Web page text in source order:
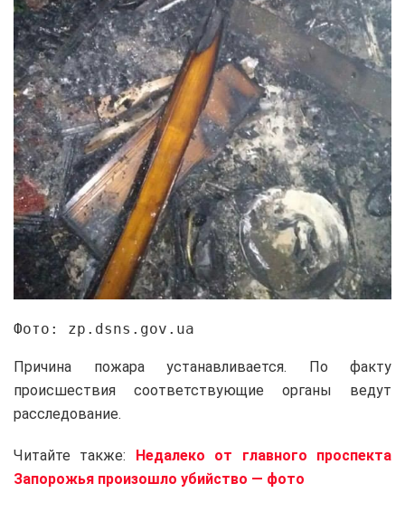
Фото: zp.dsns.gov.ua
Причина пожара устанавливается. По факту
происшествия соответствующие органы ведут
расследование.
Читайте также: Недалеко от главного проспекта
Запорожья произошло убийство — фото